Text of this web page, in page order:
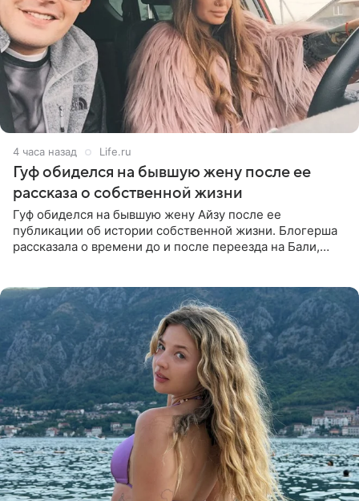
4 часа назад Life.ru
Гуф обиделся на бывшую жену после ее
рассказа о собственной жизни
Гуф обиделся на бывшую жену Айзу после ее
публикации об истории собственной жизни. Блогерша
рассказала о времени до и после переезда на Бали,